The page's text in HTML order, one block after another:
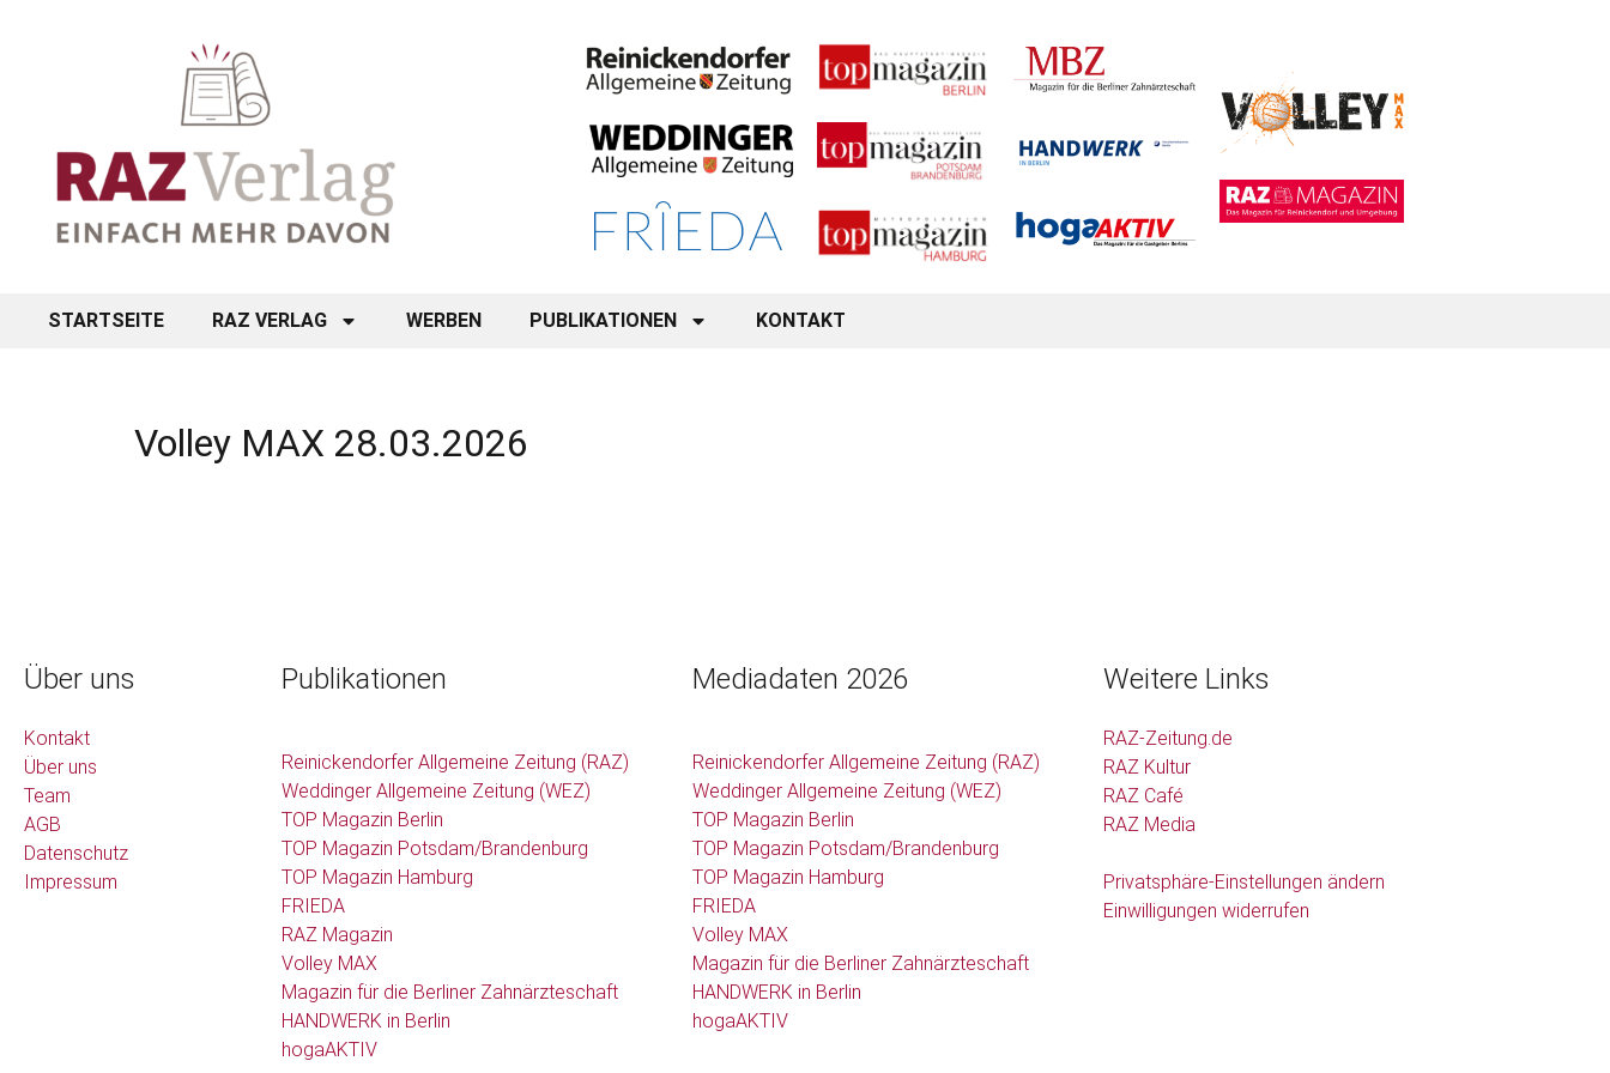
STARTSEITE RAZ VERLAG WERBEN PUBLIKATIONEN KONTAKT
Volley MAX 28.03.2026
Über uns
Kontakt
Über uns
Team
AGB
Datenschutz
Impressum
Publikationen
Reinickendorfer Allgemeine Zeitung (RAZ)
Weddinger Allgemeine Zeitung (WEZ)
TOP Magazin Berlin
TOP Magazin Potsdam/Brandenburg
TOP Magazin Hamburg
FRIEDA
RAZ Magazin
Volley MAX
Magazin für die Berliner Zahnärzteschaft
HANDWERK in Berlin
hogaAKTIV
Mediadaten 2026
Reinickendorfer Allgemeine Zeitung (RAZ)
Weddinger Allgemeine Zeitung (WEZ)
TOP Magazin Berlin
TOP Magazin Potsdam/Brandenburg
TOP Magazin Hamburg
FRIEDA
Volley MAX
Magazin für die Berliner Zahnärzteschaft
HANDWERK in Berlin
hogaAKTIV
Weitere Links
RAZ-Zeitung.de
RAZ Kultur
RAZ Café
RAZ Media
Privatsphäre-Einstellungen ändern
Einwilligungen widerrufen